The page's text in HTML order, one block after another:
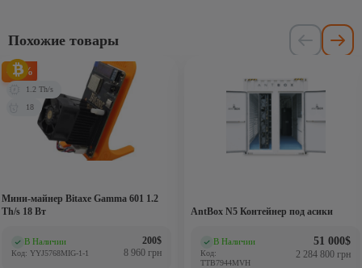
Похожие товары
Мини-майнер Bitaxe Gamma 601 1.2
Th/s 18 Вт
-20%
1.2 Th/s
18
В Наличии
Код: YYJ5768MIG-1-1
Первоначальная цена составляла 250$.
200$
Текущая цена: 200$.
8 960 грн
AntBox N5 Контейнер под асики
В Наличии
Код:
TTB7944MVH
51 000$
2 284 800 грн